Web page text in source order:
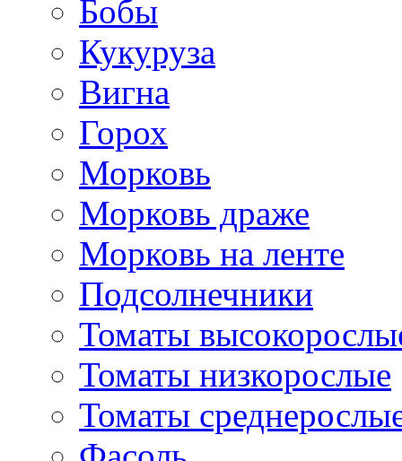
Бобы
Кукуруза
Вигна
Горох
Морковь
Морковь драже
Морковь на ленте
Подсолнечники
Томаты
Томаты низкорослые
Томаты